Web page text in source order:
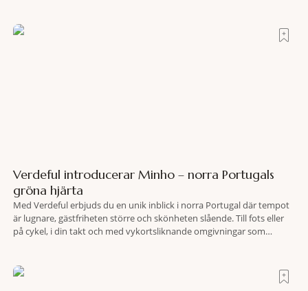
Verdeful introducerar Minho – norra Portugals
gröna hjärta
Med Verdeful erbjuds du en unik inblick i norra Portugal där tempot
är lugnare, gästfriheten större och skönheten slående. Till fots eller
på cykel, i din takt och med vykortsliknande omgivningar som
travel när det